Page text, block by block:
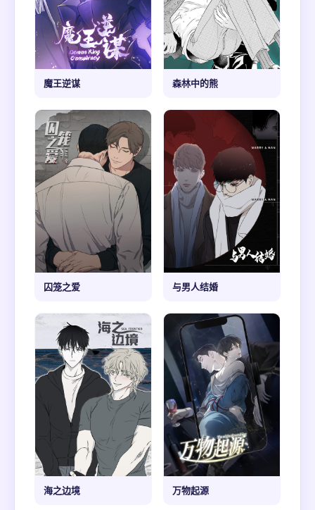
魔王逆谋 森林中的熊
囚笼之爱 与男人结婚
海之边境 万物起源